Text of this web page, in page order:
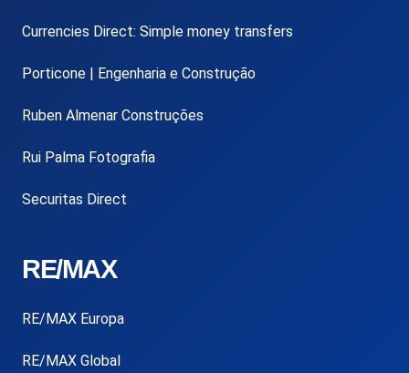
Currencies Direct: Simple money transfers
Porticone | Engenharia e Construção
Ruben Almenar Construções
Rui Palma Fotografia
Securitas Direct
RE/MAX
RE/MAX Europa
RE/MAX Global